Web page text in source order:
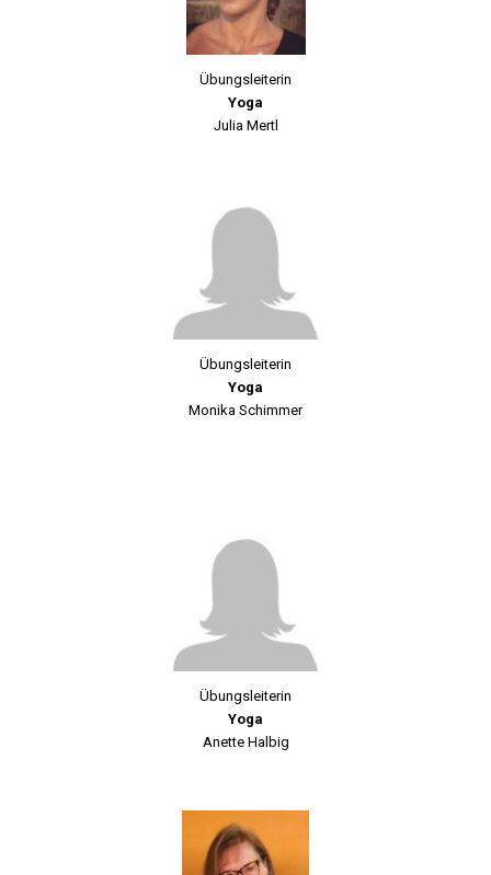
Übungsleiterin
Yoga
Julia Mertl
Übungsleiterin
Yoga
Monika Schimmer
Übungsleiterin
Yoga
Anette Halbig